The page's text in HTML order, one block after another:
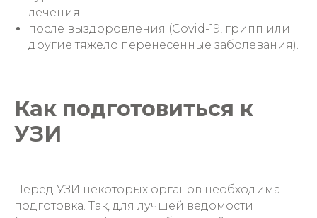
лечения
после выздоровления (Сovid-19, грипп или
другие тяжело перенесенные заболевания).
Как подготовиться к
УЗИ
Перед УЗИ некоторых органов необходима
подготовка. Так, для лучшей ведомости